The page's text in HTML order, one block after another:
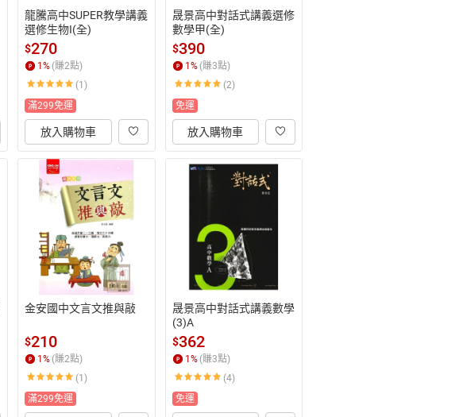
龍騰高中SUPER教學講義
選修生物I(全)
$270
1% (賺2點)
(1)
滿299免運
放入購物車
晟景高中對話式講義選修
數學甲(全)
$390
1% (賺3點)
(2)
免運
放入購物車
金安國中文言文推與敲
$210
1% (賺2點)
(1)
滿299免運
晟景高中對話式講義數學
(3)A
$362
1% (賺3點)
(4)
免運